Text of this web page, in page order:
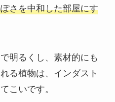
さを中和した部屋にす
明るくし、素材的にも
る植物は、インダスト
こいです。